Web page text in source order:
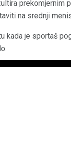
prekomjernim
na srednji
kada je sportaš